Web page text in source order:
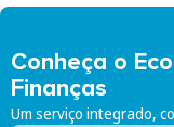
Conheça o
Finanças
Um serviço integrado,